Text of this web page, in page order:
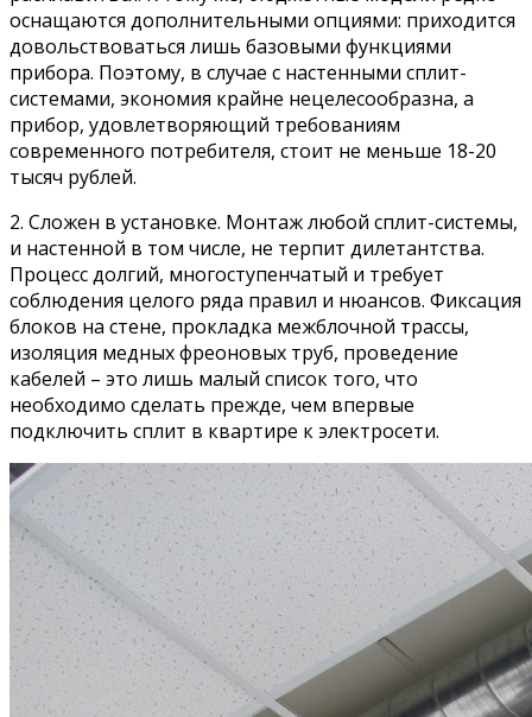
оснащаются дополнительными опциями: приходится
довольствоваться лишь базовыми функциями
прибора. Поэтому, в случае с настенными сплит-
системами, экономия крайне нецелесообразна, а
прибор, удовлетворяющий требованиям
современного потребителя, стоит не меньше 18-20
тысяч рублей.
2. Сложен в установке. Монтаж любой сплит-системы,
и настенной в том числе, не терпит дилетантства.
Процесс долгий, многоступенчатый и требует
соблюдения целого ряда правил и нюансов. Фиксация
блоков на стене, прокладка межблочной трассы,
изоляция медных фреоновых труб, проведение
кабелей – это лишь малый список того, что
необходимо сделать прежде, чем впервые
подключить сплит в квартире к электросети.